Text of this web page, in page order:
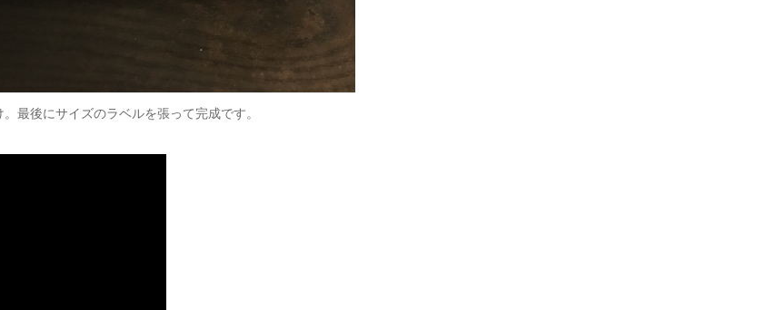
最後にサイズのラベルを張って完成です。